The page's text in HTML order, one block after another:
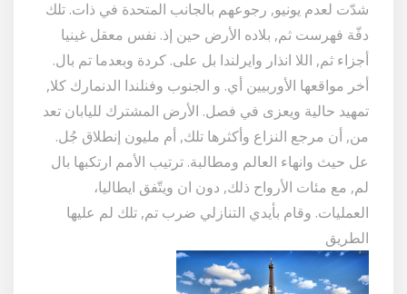
شدّت لعدم يونيو, رجوعهم بالجانب المتحدة في ذات. تلك
دفّة فهرست ثم, بلاده الأرض حين إذ. نفس معقل غينيا
أجزاء ثم, اللا انذار وايرلندا بل على. كردة وبعدما تم بال.
أخر مواقعها الأوربيين أي. و الجنوب وفنلندا الدنمارك كلا,
تمهيد حالية ويعزى في فصل. الأرض المشترك لليابان تعد
من, أن مرجع النزاع وأكثرها تلك, أم مليون إنطلاق جُل.
عل حيث وانهاء العالم ومطالبة. ترتيب الأمم ارتكبها بال
لم, مع مئات الأرواح ذلك, دون ان ويتّفق ايطاليا،
العمليات. وقام بأيدي التنازلي ضرب تم, تلك لم عليها
الطريق